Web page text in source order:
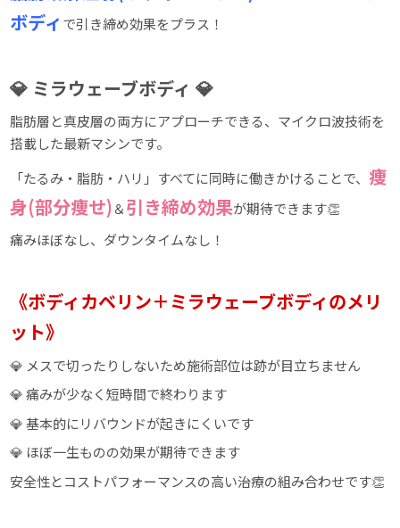
ボディ で引き締め効果をプラス！
💎 ミラウェーブボディ 💎
脂肪層と真皮層の両方にアプローチできる、マイクロ波技術を
搭載した最新マシンです。
「たるみ・脂肪・ハリ」すべてに同時に働きかけることで、 痩
身(部分痩せ) ＆引き締め効果が期待できます👏
痛みほぼなし、ダウンタイムなし！
《ボディカベリン＋ミラウェーブボディのメリ
ット》
💎 メスで切ったりしないため施術部位は跡が目立ちません
💎 痛みが少なく短時間で終わります
💎 基本的にリバウンドが起きにくいです
💎 ほぼ一生ものの効果が期待できます
安全性とコストパフォーマンスの高い治療の組み合わせです👏